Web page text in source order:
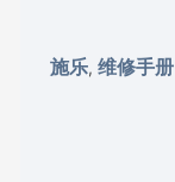
施乐,维修手册